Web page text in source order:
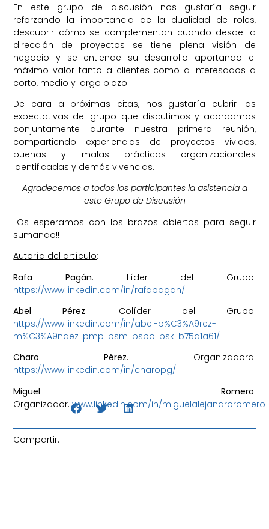
En este grupo de discusión nos gustaría seguir
reforzando la importancia de la dualidad de roles,
descubrir cómo se complementan cuando desde la
dirección de proyectos se tiene plena visión de
negocio y se entiende su desarrollo aportando el
máximo valor tanto a clientes como a interesados a
corto, medio y largo plazo.
De cara a próximas citas, nos gustaría cubrir las
expectativas del grupo que discutimos y acordamos
conjuntamente durante nuestra primera reunión,
compartiendo experiencias de proyectos vividos,
buenas y malas prácticas organizacionales
identificadas y demás vivencias.
Agradecemos a todos los participantes la asistencia a
este Grupo de Discusión
¡¡Os esperamos con los brazos abiertos para seguir
sumando!!
Autoría del artículo:
Rafa Pagán. Líder del Grupo.
https://www.linkedin.com/in/rafapagan/
Abel Pérez. Colíder del Grupo.
https://www.linkedin.com/in/abel-p%C3%A9rez-
m%C3%A9ndez-pmp-psm-pspo-psk-b75a1a61/
Charo Pérez. Organizadora.
https://www.linkedin.com/in/charopg/
Miguel Romero.
Organizador.www.linkedin.com/in/miguelalejandroromero
Compartir: